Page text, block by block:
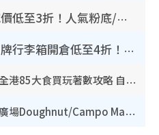
CHANEL美妝限時減價低至3折！人氣粉底/唇膏/精華液低至$275！COCO香水都有平
開倉優惠｜尖沙咀名牌行李箱開倉低至4折！一連5日 American Tourister/ace./Hallmark $200起！
【8月生日優惠2026】全港85大食買玩著數攻略 自助餐/火鍋放題同行免費＋誠品/DONKI送現金券
開倉優惠｜銅鑼灣時代廣場Doughnut/Campo Marzio開倉低至1折！背囊、書包、手袋劈價$200起